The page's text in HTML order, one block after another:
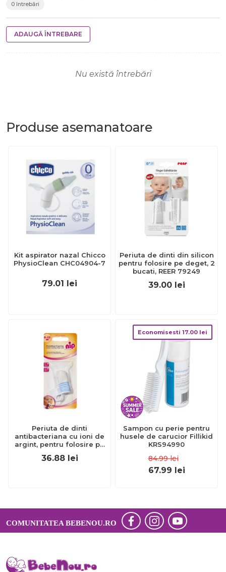
0 întrebări
ADAUGĂ ÎNTREBARE
Nu există întrebări
Produse asemanatoare
Kit aspirator nazal Chicco
PhysioClean CHC04904-7
79.01 lei
Periuta de dinti din silicon
pentru folosire pe deget, 2
bucati, REER 79249
39.00 lei
Periuta de dinti
antibacteriana cu ioni de
argint, pentru folosire pe
36.88 lei
Economisesti 17.00 lei
Sampon cu perie pentru
husele de carucior Fillikid
KRS94990
84.99 lei
67.99 lei
COMUNITATEA BEBENOU.RO